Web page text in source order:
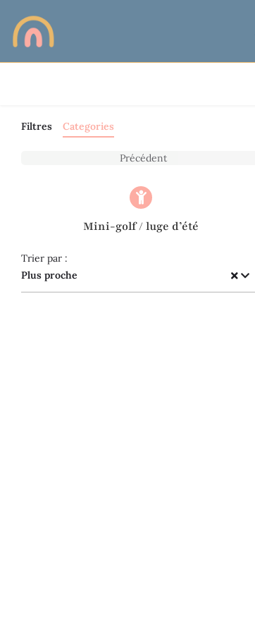
Filtres Categories
Précédent
Mini-golf / luge d’été
Plus proche
Trier par :